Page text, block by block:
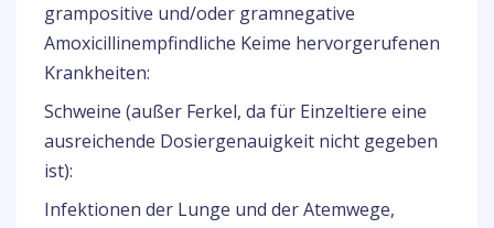
grampositive und/oder gramnegative
Amoxicillinempfindliche Keime hervorgerufenen
Krankheiten:
Schweine (außer Ferkel, da für Einzeltiere eine
ausreichende Dosiergenauigkeit nicht gegeben
ist):
Infektionen der Lunge und der Atemwege,